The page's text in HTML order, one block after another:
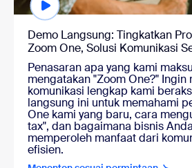
Demo Langsung: Tingkatkan
Zoom One, Solusi Komunikasi
Penasaran apa yang kami
mengatakan "Zoom One?"
komunikasi lengkap kami
langsung ini untuk memahami
One kami yang baru, cara
tax", dan bagaimana bisnis
memperoleh manfaat dari
efisien.